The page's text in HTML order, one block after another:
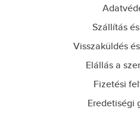
Szállítás
Visszaküldés
Elállás a
Fizetési
Eredetiségi